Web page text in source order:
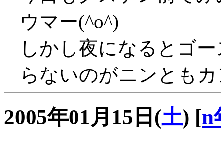
ウマー(^o^)
しかし夜になるとゴ
らないのがニンとも
2005年01月15日(土) [n